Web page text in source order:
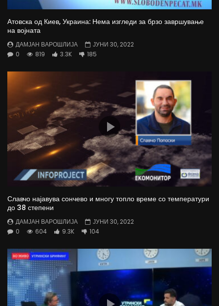
Атовска од Киев, Украина: Нема изгледи за брзо завршување
на војната
ДАМЈАН ВАРОШЛИЈА
ЈУНИ 30, 2022
0
819 3.3K 185
Славчо најавува сончево и многу топло време со температури
до 38 степени
ДАМЈАН ВАРОШЛИЈА
ЈУНИ 30, 2022
0
604 9.3K 104